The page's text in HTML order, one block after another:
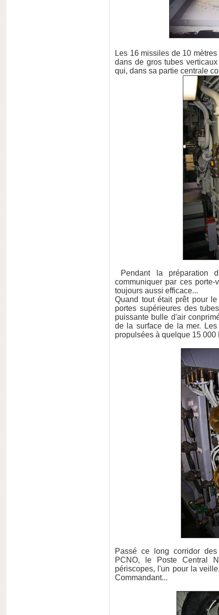
Les 16 missiles de 10
dans de gros tubes
qui, dans sa partie centrale
Pendant la préparation
communiquer par ces
toujours aussi efficace...
Quand tout était prêt pour
portes supérieures des
puissante bulle d'air
de la surface de la mer.
propulsées à quelque 15 000
Passé ce long corridor
PCNO, le Poste Central
périscopes, l'un pour la
Commandant...